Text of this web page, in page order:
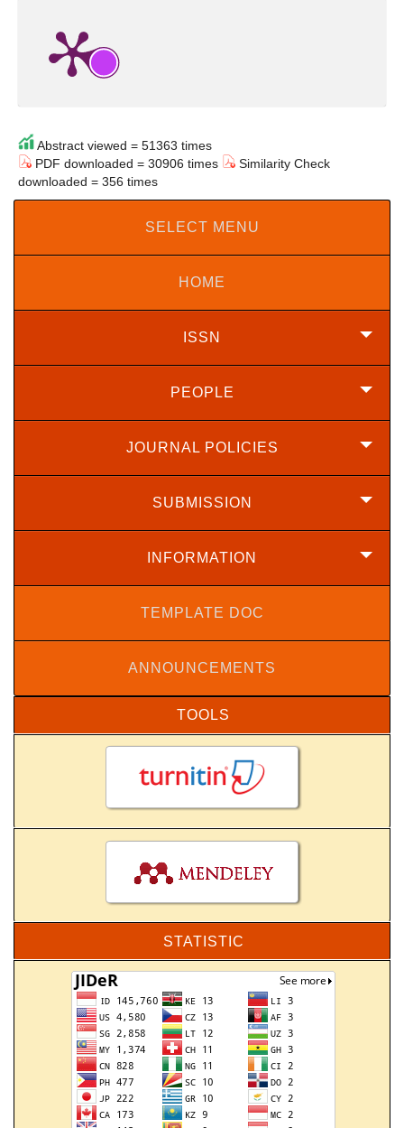
Abstract viewed = 51363 times
PDF downloaded = 30906 times
Similarity Check
downloaded = 356 times
SELECT MENU
HOME
ISSN
PEOPLE
JOURNAL POLICIES
SUBMISSION
INFORMATION
TEMPLATE DOC
ANNOUNCEMENTS
TOOLS
STATISTIC